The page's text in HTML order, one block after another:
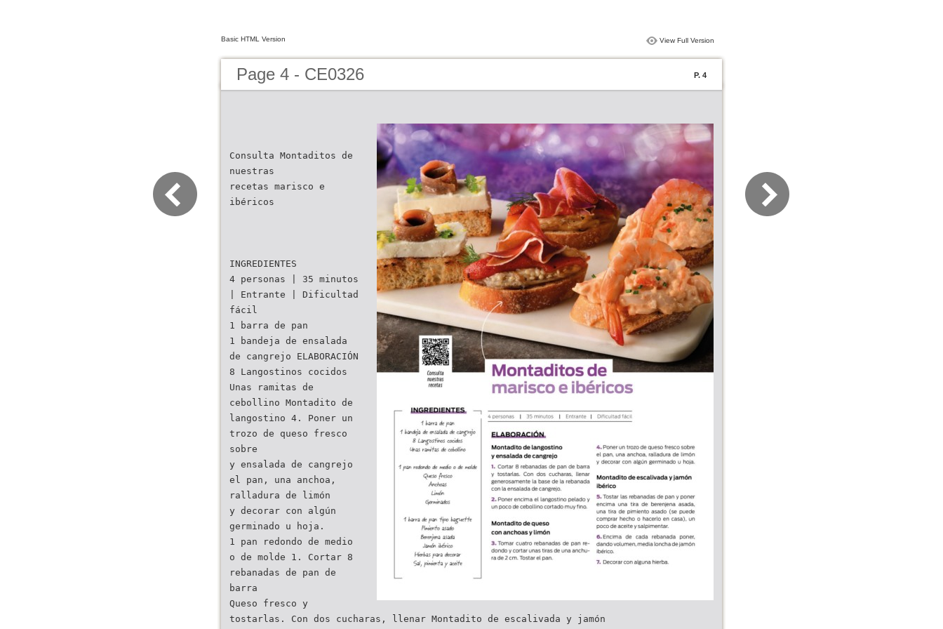
Basic HTML Version View Full Version
Page 4 - CE0326 P. 4
Consulta Montaditos de
nuestras
recetas marisco e
ibéricos
INGREDIENTES
4 personas | 35 minutos
| Entrante | Dificultad
fácil
1 barra de pan
1 bandeja de ensalada
de cangrejo ELABORACIÓN
8 Langostinos cocidos
Unas ramitas de
cebollino Montadito de
langostino 4. Poner un
trozo de queso fresco
sobre
y ensalada de cangrejo
el pan, una anchoa,
ralladura de limón
y decorar con algún
germinado u hoja.
1 pan redondo de medio
o de molde 1. Cortar 8
rebanadas de pan de
barra
Queso fresco y
tostarlas. Con dos cucharas, llenar Montadito de escalivada y jamón